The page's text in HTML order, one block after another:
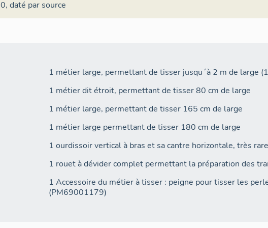
1 ourdissoir vertical à bras et sa cantre horizontale, très
En 2011, l'atelier Mattelon a été protégé : véritable
présente un grand intérêt au point de vue de l´histoire des
étage et atelier mécanique au rez-de-chaussée sur cour) et
soieries au 19e siècle.
daté par source
1 métier large, permettant de tisser jusqu´à 2 m de large
1 métier dit étroit, permettant de tisser 80 cm de large
1 métier large, permettant de tisser 165 cm de large
1 métier large permettant de tisser 180 cm de large
1 ourdissoir vertical à bras et sa cantre horizontale, très
1 rouet à dévider complet permettant la préparation des
1 Accessoire du métier à tisser : peigne pour tisser les
(PM69001179)